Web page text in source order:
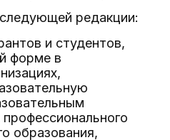
редакции:
и студентов,
форме в
образования,